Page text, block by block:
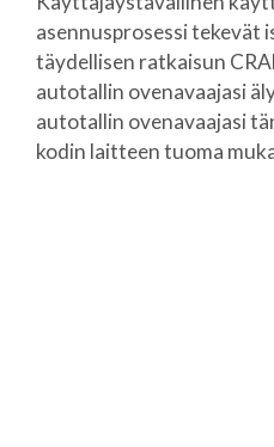
asennusprosessi tekevät
täydellisen ratkaisun
autotallin ovenavaajasi
autotallin ovenavaajasi
kodin laitteen tuoma